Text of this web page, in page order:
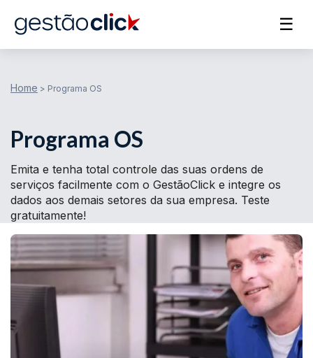
☰
Home > Programa OS
Programa OS
Emita e tenha total controle das suas ordens de
serviços facilmente com o GestãoClick e integre os
dados aos demais setores da sua empresa. Teste
gratuitamente!